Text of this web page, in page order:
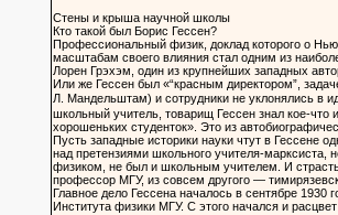
Стены и крыша научной школы
Кто такой был Борис Гессен?
Профессиональный физик, доклад которого о
масштабам своего влияния стал одним из
Лорен Грэхэм, один из крупнейших западных
Или же Гессен был «“красным директором”,
Л. Мандельштам) и сотрудники не уклонялись в
школьный учитель, товарищ Гессен знал кое-что
хорошеньких студенток». Это из
Пусть западные историки науки чтут в Гессене
над претензиями школьного учителя-
физиком, не был и школьным учителем. И
профессор МГУ, из совсем другого —
Главное дело Гессена началось в сентябре
Института физики МГУ. С этого начался и